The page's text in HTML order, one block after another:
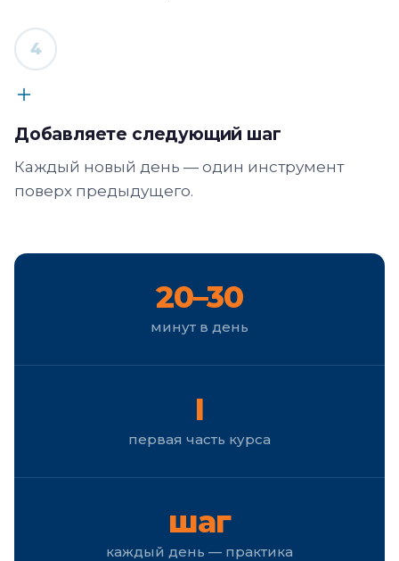
4
Добавляете следующий шаг
Каждый новый день — один инструмент
поверх предыдущего.
20–30
минут в день
I
первая часть курса
шаг
каждый день — практика